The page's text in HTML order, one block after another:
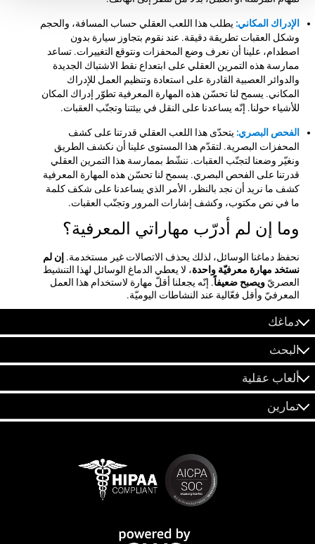
الإدراك المكاني: يطلب هذا اللعب العقلي حساب المسافة، والحجم
وشكل العقبات تطريقة دقيقة. عند نقوم بتجاوز سيارة بدون
اصطدام، علينا أن نعرف وضع المحفزات ونتوقع التغييرات. تساعد
ممارسة هذه التمرين العقلي على ابتعداع نقط الاشتباك الجديدة
والدوائر العصبية القادرة على استعادة وتنظيم العمل للإدراك
المكاني. يسمح لنا تحسّن هذه المهارة المعرفية تطوّر إدراك المكان
للأشياء حولنا. إنّه يساعدنا على النقل في بيئتنا وتجنّب العقبات.
الفحص البصري: يتحدّى هذا اللعب العقلي قدرتنا على كشف
المحفزات البصرية. لتقدّم هذا المستوى علينا أن نكشف الطريق
ونغيّر وضعنا لتجنّب العقبات. ننشّط بممارسة هذا التمرين العقلي
قدرتنا على الفحص البصري. يسمح لنا تحسّن هذه المهارة المعرفية
كشف ما نريد أن نجد بالنظر، الأمر الذي يساعدنا على شكف كلمة
ما في نص مكتوب، وكشف إشارات المرور وتجنّب العقبات.
وما إن لم أدرّب مهاراتي المعرفية؟
نحفظ دماغنا الوسائل، لذلك يحذف الاتصالات غير مستخدمة. إن لم
نستخد مهارة معرفيّة واحدة، لا يعطي الدماغ الوسائل لهذا التنشيط
العصريّويصبح ضعيفاً. إنّه يجعلنا أقلّ مهارة لاستخدام هذا العمل
المعرفيّ وأقل فعّالية عند النشاطات اليوميّة.
دماغك
البحث
ألعاب عقلية
تمارين